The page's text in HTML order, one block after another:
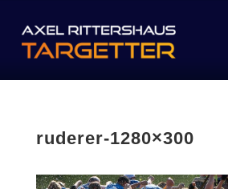
ruderer-1280×300